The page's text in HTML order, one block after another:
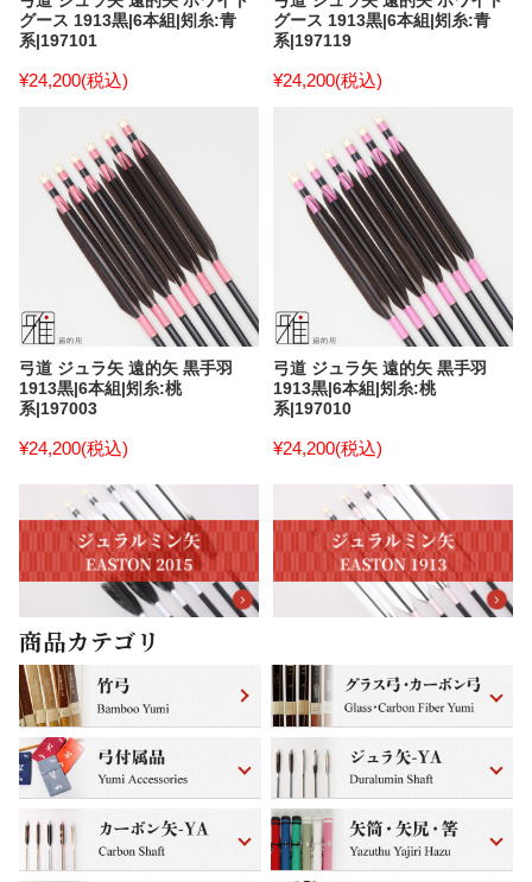
グース 1913黒|6本組|矧糸:青
系|197101
¥24,200(税込)
グース 1913黒|6本組|矧糸:青
系|197119
¥24,200(税込)
弓道 ジュラ矢 遠的矢 黒手羽
1913黒|6本組|矧糸:桃
系|197003
¥24,200(税込)
弓道 ジュラ矢 遠的矢 黒手羽
1913黒|6本組|矧糸:桃
系|197010
¥24,200(税込)
商品カテゴリ